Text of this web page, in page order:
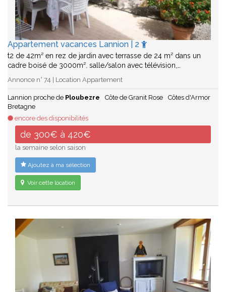
Appartement vacances Lannion | 2
t2 de 42m² en rez de jardin avec terrasse de 24 m² dans un
cadre boisé de 3000m². salle/salon avec télévision,…
Annonce n° 74 | Location Appartement
Lannion proche de Ploubezre Côte de Granit Rose
Côtes d'Armor
Bretagne
encore des disponibilités
de 300€ à 420€
la semaine selon saison
Ajoutez à ma sélection
Voir cette location